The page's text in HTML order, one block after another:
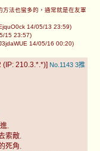
法也蠻多的，通常就是在友軍
14/05/13 23:59)
15 23:57)
14/05/16 00:20)
(IP: 210.3.*.*)] No.1143 3推
.
索敵.
死角.